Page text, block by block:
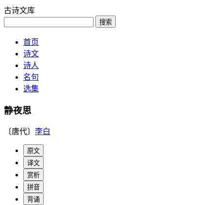
古诗文库
搜索
首页
诗文
诗人
名句
选集
静夜思
〔唐代〕 李白
原文
译文
赏析
拼音
背诵